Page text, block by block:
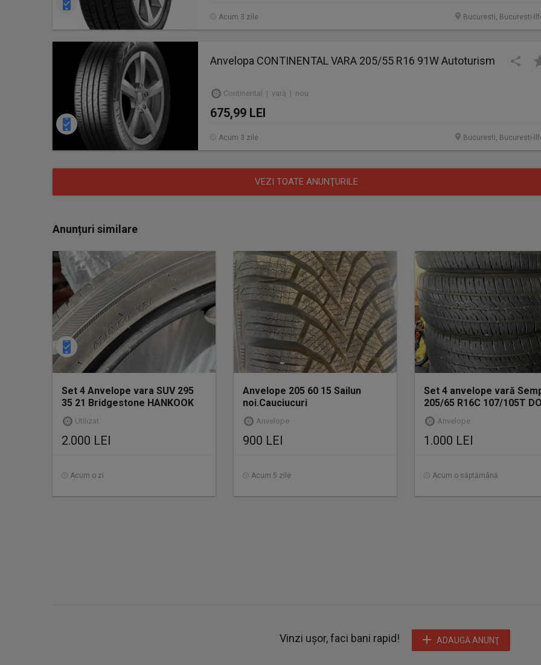
Bucuresti, Bucuresti-
Acum 3 zile
Anvelopa CONTINENTAL VARA 205/55 R16 91W Autoturism
Continental | vară | nou
675,99 LEI
Bucuresti, Bucuresti-
Acum 3 zile
VEZI TOATE ANUNŢURILE
Anunțuri similare
Set 4 Anvelope vara SUV 295
35 21 Bridgestone HANKOOK
Venus 265 40 21
Utilizat
2.000 LEI
Acum o zi
Anvelope 205 60 15 Sailun
noi.Cauciucuri
Anvelope
900 LEI
Acum 5 zile
Set 4 anvelope vară
205/65 R16C 107/105T
2023
Anvelope
1.000 LEI
Acum o săptămână
Vinzi ușor, faci bani rapid! ADAUGĂ ANUNŢ